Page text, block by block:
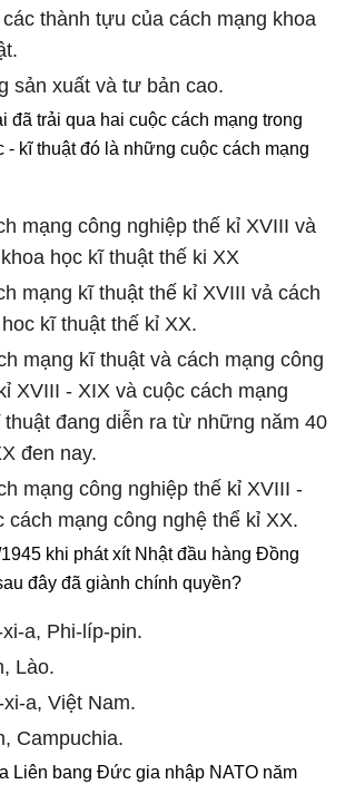
thành tựu của cách mạng khoa
sản xuất và tư bản cao.
đã trải qua hai cuộc cách mạng trong
- kĩ thuật đó là những cuộc cách mạng
mạng công nghiệp thế kỉ XVIII và
học kĩ thuật thế ki XX
mạng kĩ thuật thế kỉ XVIII vả cách
kĩ thuật thế kỉ XX.
mạng kĩ thuật và cách mạng công
XVIII - XIX và cuộc cách mạng
thuật đang diễn ra từ những năm 40
đen nay.
mạng công nghiệp thế kỉ XVIII -
cách mạng công nghệ thể kỉ XX.
khi phát xít Nhật đầu hàng Đồng
đây đã giành chính quyền?
a, Phi-líp-pin.
Lào.
a, Việt Nam.
Campuchia.
Liên bang Đức gia nhập NATO năm